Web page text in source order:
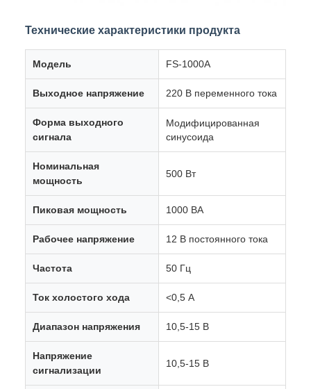
Технические характеристики продукта
Модель FS-1000A
Выходное напряжение 220 В переменного тока
Форма выходного
сигнала
Модифицированная
синусоида
Номинальная
мощность
500 Вт
Пиковая мощность 1000 ВА
Рабочее напряжение 12 В постоянного тока
Частота 50 Гц
Ток холостого хода <0,5 А
Диапазон напряжения 10,5-15 В
Напряжение
сигнализации
10,5-15 В